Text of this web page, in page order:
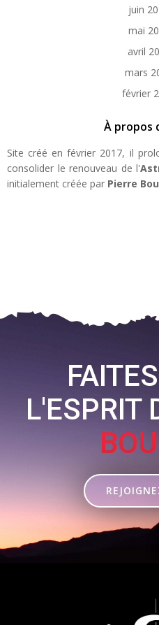
juin
mai
avril
mars
février
À propos
Site créé en février 2017, il
consolider le renouveau de l'
initialement créée par Pierre
L'ESPRIT